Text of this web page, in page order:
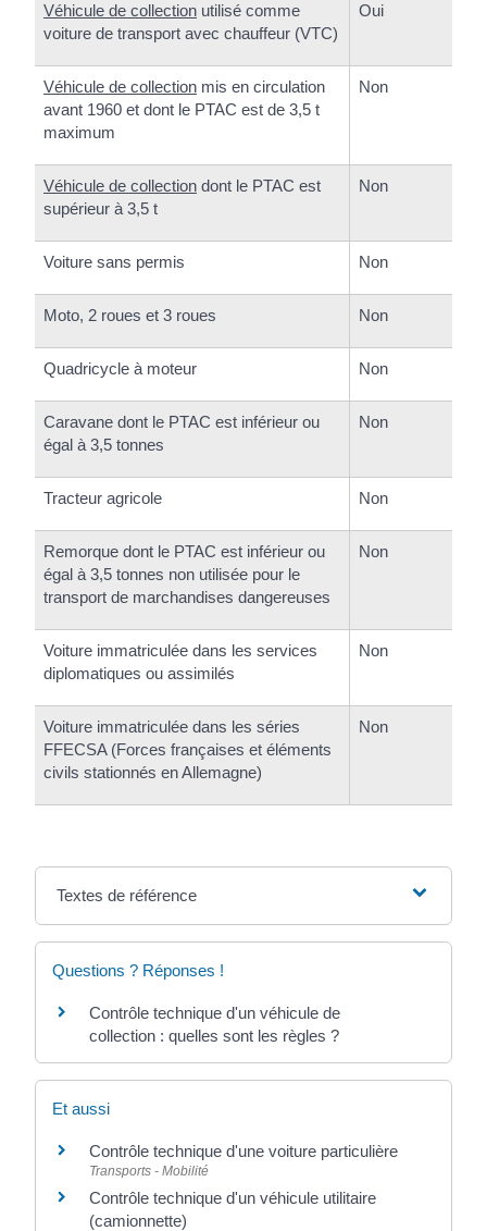
Véhicule de collection utilisé comme
voiture de transport avec chauffeur (VTC)
Oui
Véhicule de collection mis en circulation
avant 1960 et dont le PTAC est de 3,5 t
maximum
Non
Véhicule de collection dont le PTAC est
supérieur à 3,5 t
Non
Voiture sans permis Non
Moto, 2 roues et 3 roues Non
Quadricycle à moteur Non
Caravane dont le PTAC est inférieur ou
égal à 3,5 tonnes
Non
Tracteur agricole Non
Remorque dont le PTAC est inférieur ou
égal à 3,5 tonnes non utilisée pour le
transport de marchandises dangereuses
Non
Voiture immatriculée dans les services
diplomatiques ou assimilés
Non
Voiture immatriculée dans les séries
FFECSA (Forces françaises et éléments
civils stationnés en Allemagne)
Non
Textes de référence
Questions ? Réponses !
Contrôle technique d'un véhicule de
collection : quelles sont les règles ?
Et aussi
Contrôle technique d'une voiture particulière
Transports - Mobilité
Contrôle technique d'un véhicule utilitaire
(camionnette)